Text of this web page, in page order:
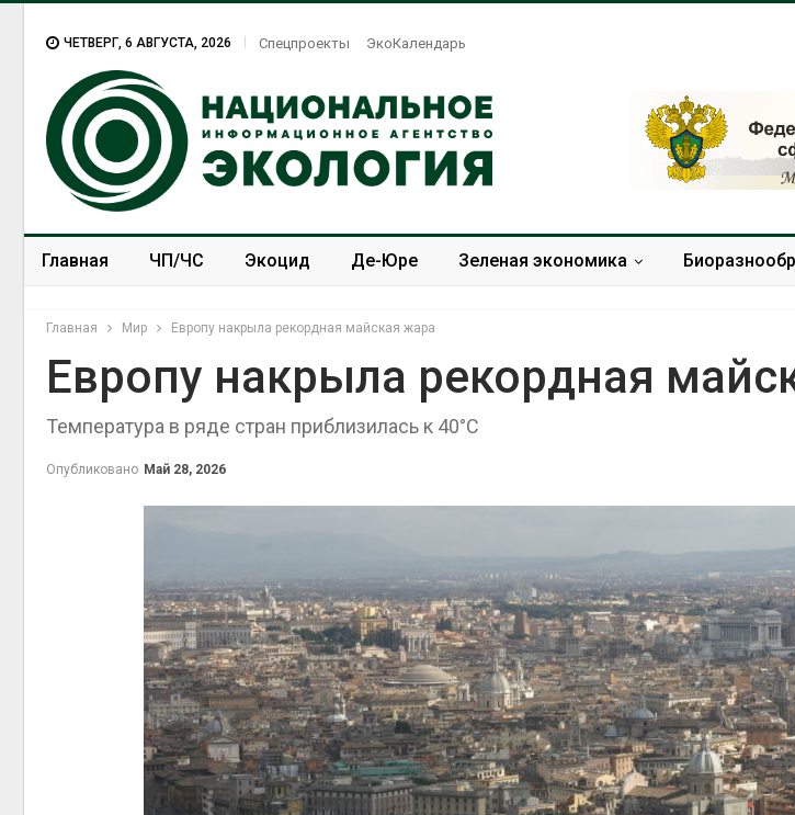
ЧЕТВЕРГ, 6 АВГУСТА, 2026 Спецпроекты ЭкоКалендарь
Главная ЧП/ЧС Экоцид Де-Юре Зеленая экономика
Главная Мир Европу накрыла рекордная майская жара
Европу накрыла рекордная
Температура в ряде стран приблизилась к 40°C
Опубликовано Май 28, 2026
стоимость установки
солнечных панелей для
бизнеса
Авг 6, 2026
Москвариум отметит 11-
летие трёхдневным
фестивалем
Авг 5, 2026
В Кении противников
строительства АЭС
проверяют по статье о
Авг